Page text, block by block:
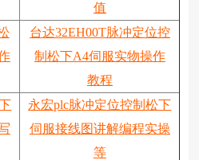
值
台达32EH00T脉冲定位控
制松下A4伺服实物操作
教程
永宏plc脉冲定位控制松下
伺服接线图讲解编程实操
等